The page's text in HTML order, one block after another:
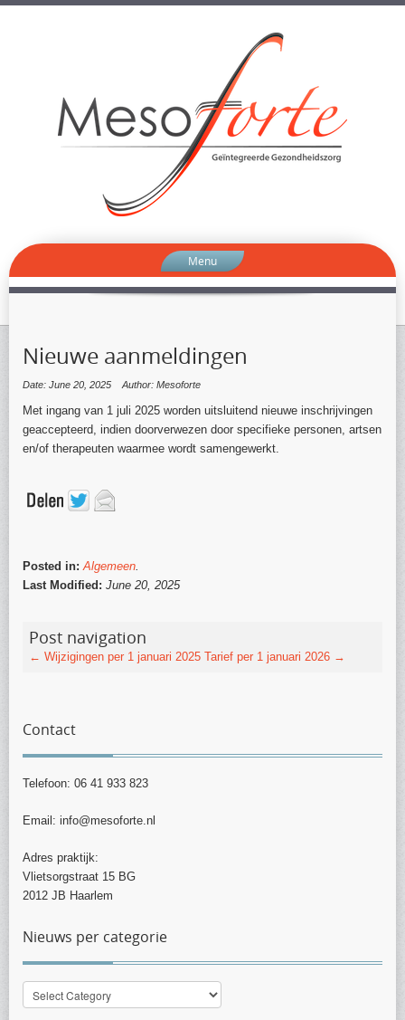
Menu
Nieuwe aanmeldingen
Date: June 20, 2025 Author: Mesoforte
Met ingang van 1 juli 2025 worden uitsluitend nieuwe inschrijvingen
geaccepteerd, indien doorverwezen door specifieke personen, artsen
en/of therapeuten waarmee wordt samengewerkt.
Posted in:Algemeen.
Last Modified: June 20, 2025
Post navigation
← Wijzigingen per 1 januari 2025 Tarief per 1 januari 2026 →
Contact
Telefoon: 06 41 933 823
Email: info@mesoforte.nl
Adres praktijk:
Vlietsorgstraat 15 BG
2012 JB Haarlem
Nieuws per categorie
Nieuws
per